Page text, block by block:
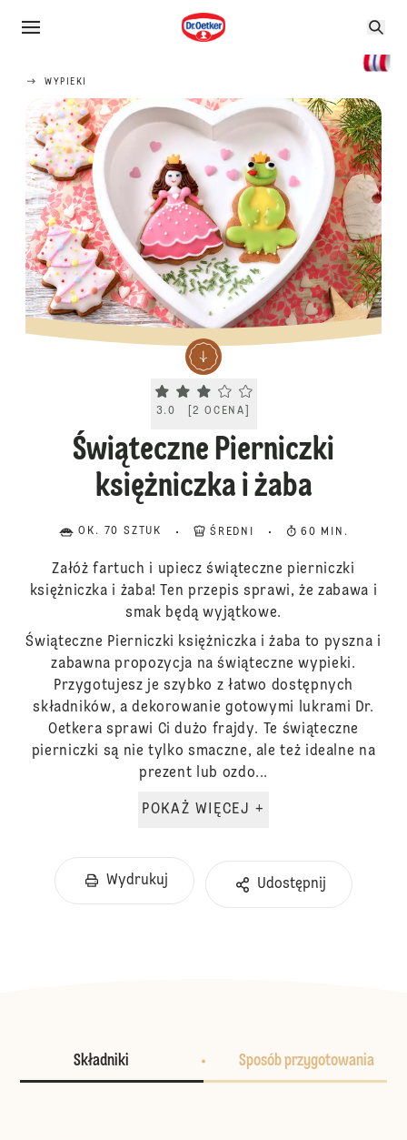
WYPIEKI
Current rating 3.0. Click to rate.
3.0 [2 OCENA
Świąteczne Pierniczki
księżniczka i żaba
OK. 70 SZTUK ŚREDNI 60 MIN.
Załóż fartuch i upiecz świąteczne pierniczki
księżniczka i żaba! Ten przepis sprawi, że zabawa i
smak będą wyjątkowe.
Świąteczne Pierniczki księżniczka i żaba to pyszna i
zabawna propozycja na świąteczne wypieki.
Przygotujesz je szybko z łatwo dostępnych
składników, a dekorowanie gotowymi lukrami Dr.
Oetkera sprawi Ci dużo frajdy. Te świąteczne
pierniczki są nie tylko smaczne, ale też idealne na
prezent lub ozdo...
POKAŻ WIĘCEJ +
Wydrukuj Udostępnij
Składniki Sposób przygotowania